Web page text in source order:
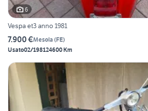
6
Vespa et3 anno 1981
7.900 €Mesola (FE)
Usato02/198124600 Km